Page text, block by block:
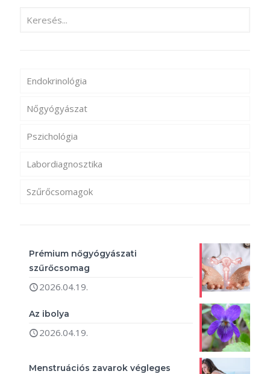
Endokrinológia
Nőgyógyászat
Pszichológia
Labordiagnosztika
Szűrőcsomagok
Prémium nőgyógyászati
szűrőcsomag
2026.04.19.
Az ibolya
2026.04.19.
Menstruációs zavarok végleges